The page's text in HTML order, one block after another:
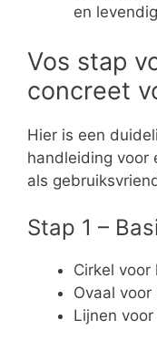
en
Vos stap
concreet
Hier is een
handleiding voor
als
Stap 1 –
Cirkel voor
Ovaal
Lijnen